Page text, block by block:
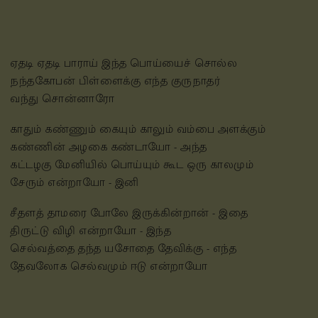
ஏதடி ஏதடி பாராய் இந்த பொய்யைச் சொல்ல
நந்தகோபன் பிள்ளைக்கு எந்த குருநாதர்
வந்து சொன்னாரோ
காதும் கண்ணும் கையும் காலும் வம்பை அளக்கும்
கண்ணின் அழகை கண்டாயோ - அந்த
கட்டழகு மேனியில் பொய்யும் கூட ஒரு காலமும்
சேரும் என்றாயோ - இனி
சீதளத் தாமரை போலே இருக்கின்றான் - இதை
திருட்டு விழி என்றாயோ - இந்த
செல்வத்தை தந்த யசோதை தேவிக்கு - எந்த
தேவலோக செல்வமும் ஈடு என்றாயோ